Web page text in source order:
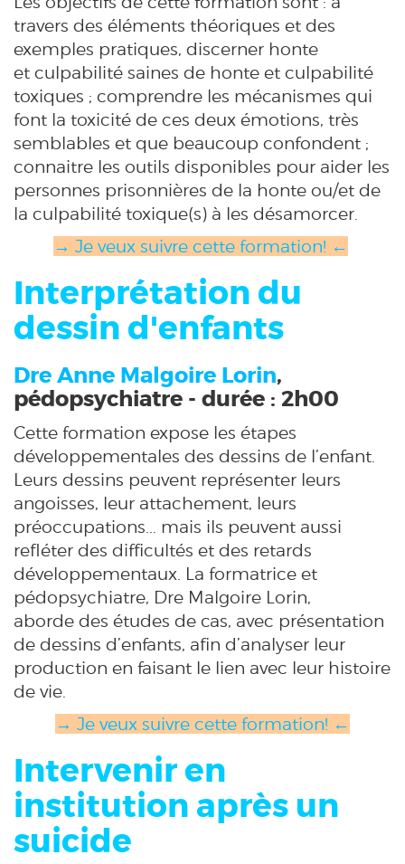
travers des éléments théoriques et des
exemples pratiques, discerner honte
et culpabilité saines de honte et culpabilité
toxiques ; comprendre les mécanismes qui
font la toxicité de ces deux émotions, très
semblables et que beaucoup confondent ;
connaitre les outils disponibles pour aider les
personnes prisonnières de la honte ou/et de
la culpabilité toxique(s) à les désamorcer.
→ Je veux suivre cette formation! ←
Interprétation du
dessin d'enfants
Dre Anne Malgoire Lorin,
pédopsychiatre - durée : 2h00
Cette formation expose les étapes
développementales des dessins de l’enfant.
Leurs dessins peuvent représenter leurs
angoisses, leur attachement, leurs
préoccupations... mais ils peuvent aussi
refléter des difficultés et des retards
développementaux. La formatrice et
pédopsychiatre, Dre Malgoire Lorin,
aborde des études de cas, avec présentation
de dessins d’enfants, afin d’analyser leur
production en faisant le lien avec leur histoire
de vie.
→ Je veux suivre cette formation! ←
Intervenir en
institution après un
suicide